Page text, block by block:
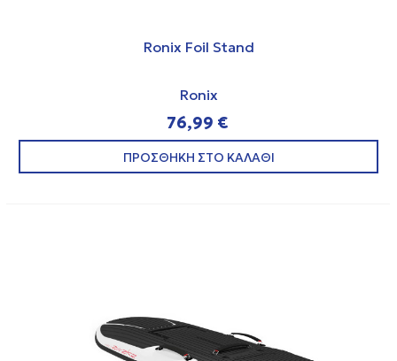
Ronix Foil Stand
Ronix
76,99 €
ΠΡΟΣΘΗΚΗ ΣΤΟ ΚΑΛΑΘΙ